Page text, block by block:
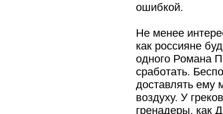
ошибкой.
Не менее
как россияне
одного Романа
сработать.
доставлять
воздуху. У
гренадеры, как